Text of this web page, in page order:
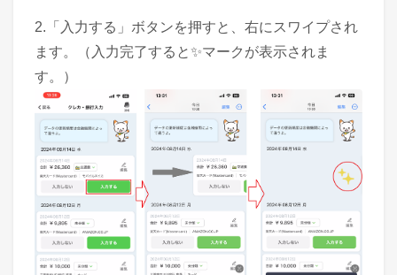
2.「入力する」ボタンを押すと、右にスワイプされ
ます。（入力完了すると✨マークが表示されま
す。）